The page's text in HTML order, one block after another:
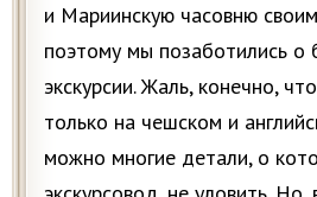
и Мариинскую часовню
поэтому мы позаботились о
экскурсии. Жаль, конечно,
только на чешском и
можно многие детали, о